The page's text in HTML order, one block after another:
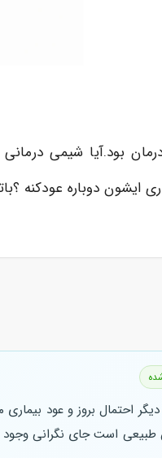
بود.آیا شیمی درمانی
ایشون دوباره عودکنه
احتمال بروز و عود
طبیعی است جای نگرانی وجود